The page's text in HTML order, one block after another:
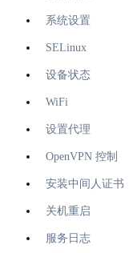
系统设置
SELinux
设备状态
WiFi
设置代理
OpenVPN 控制
安装中间人证书
关机重启
服务日志